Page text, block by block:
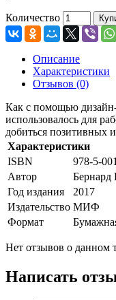
Количество
Описание
Характеристики
Отзывов (0)
Как с помощью
использовалось для
добиться позитивных
Характеристики
ISBN
978-5-
Автор
Бернард
Год издания
2017
Издательство МИФ
Формат
Нет отзывов о данном
Написать